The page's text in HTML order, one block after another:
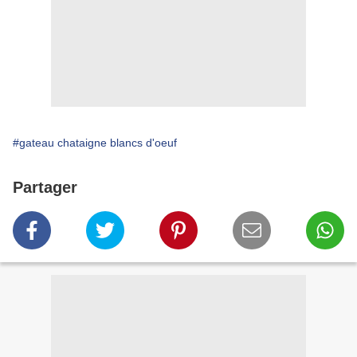
#gateau chataigne blancs d'oeuf
Partager